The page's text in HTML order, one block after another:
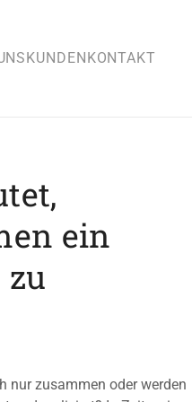
KUNDENKONTAKT
ein
zu
nur zusammen oder werden